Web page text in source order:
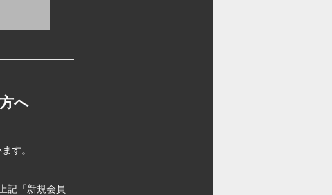
へ
す。
記「新規会員